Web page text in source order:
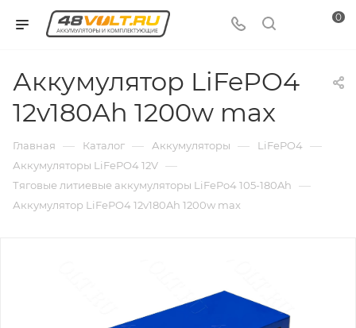
0
Аккумулятор LiFePO4
12v180Ah 1200w max
Главная — Каталог — Аккумуляторы — LiFePO4 —
Аккумуляторы LiFePO4 12V —
Тяговые литиевые аккумуляторы LiFePo4 105-180Ah —
Аккумулятор LiFePO4 12v180Ah 1200w max